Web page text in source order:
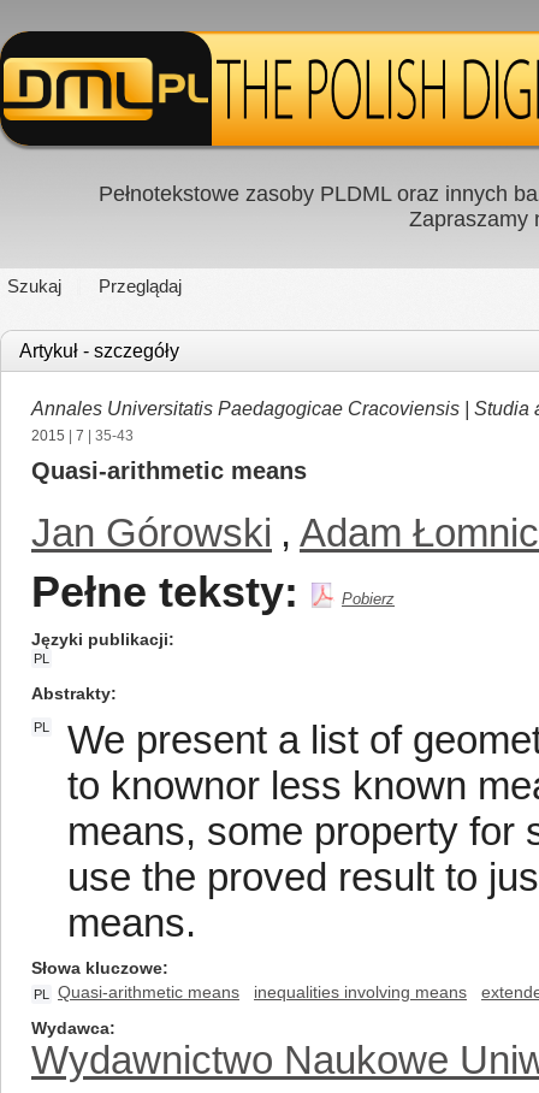
Pełnotekstowe zasoby PLDML oraz innych
Zapraszamy
Szukaj Przeglądaj
Artykuł - szczegóły
Annales Universitatis Paedagogicae Cracoviensis | Studia
2015 7 | 35-43
Quasi-arithmetic means
Jan Górowski , Adam
Pełne teksty: Pobierz
Języki publikacji
PL
Abstrakty
PL
We present a list of
to knownor less known
means, some property for
use the proved result to
means.
Słowa kluczowe
PL Quasi-arithmetic means inequalities involving means
Wydawca
Wydawnictwo Naukowe